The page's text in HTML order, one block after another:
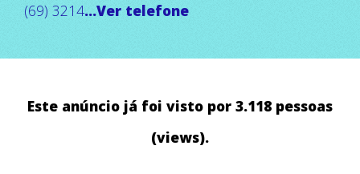
(69) 3214...Ver telefone
Este anúncio já foi visto por 3.118 pessoas
(views).